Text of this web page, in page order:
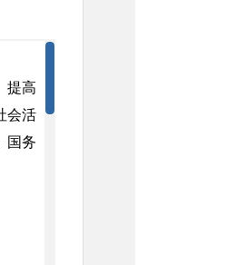
提高
会活
国务